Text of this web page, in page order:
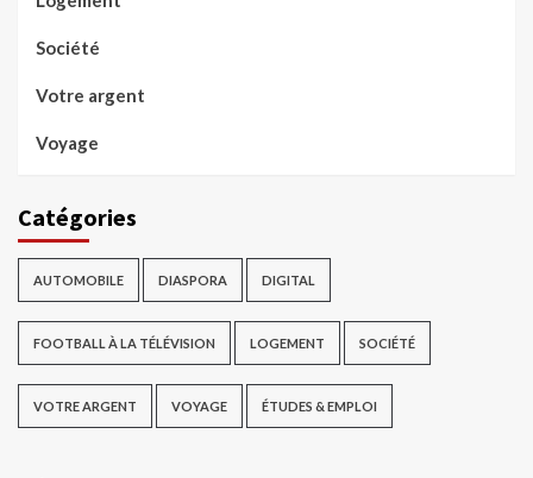
Société
Votre argent
Voyage
Catégories
AUTOMOBILE DIASPORA DIGITAL
FOOTBALL À LA TÉLÉVISION LOGEMENT SOCIÉTÉ
VOTRE ARGENT VOYAGE ÉTUDES & EMPLOI